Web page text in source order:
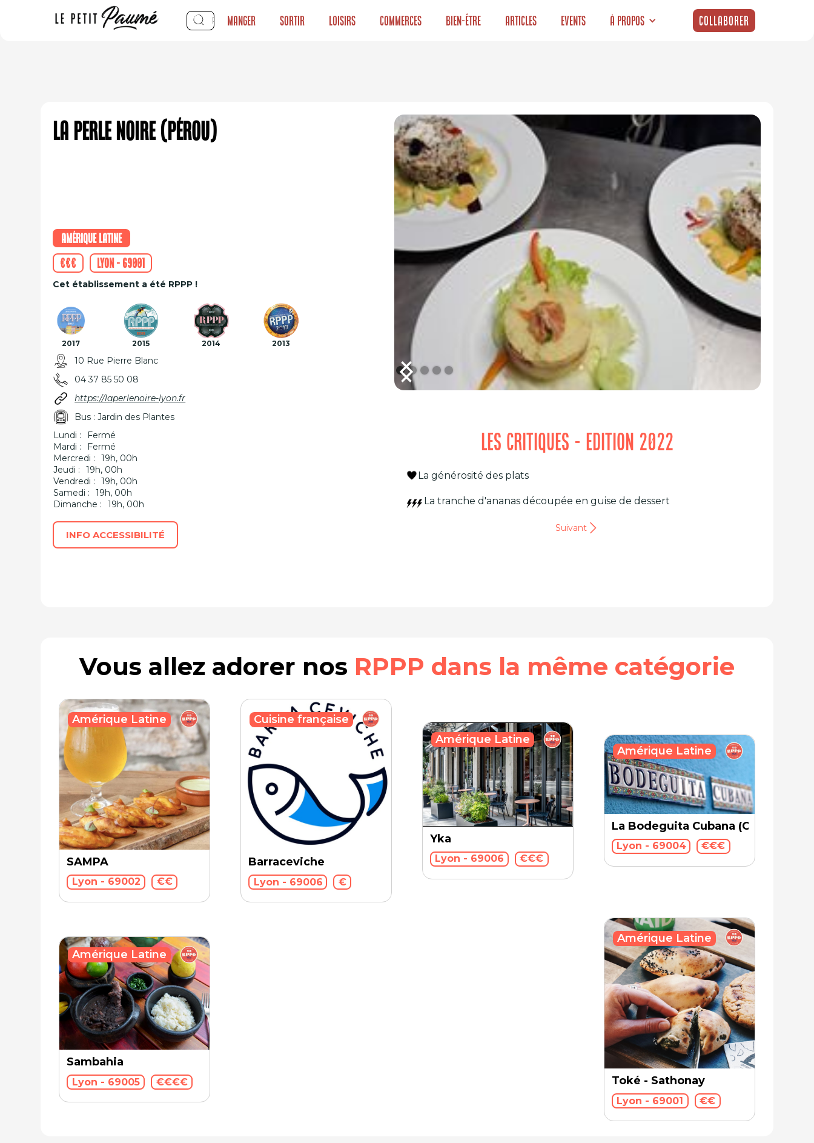
Manger Sortir Loisirs Commerces Bien-être Articles Events À propos Collaborer
La Perle Noire (Pérou)
Amérique Latine
€€€
Lyon - 69001
Cet établissement a été RPPP !
2017 2015 2014 2013
10 Rue Pierre Blanc
04 37 85 50 08
https://laperlenoire-lyon.fr
Bus : Jardin des Plantes
Lundi :
Fermé
Mardi :
Fermé
Mercredi :
19h, 00h
Jeudi :
19h, 00h
Vendredi :
19h, 00h
Samedi :
19h, 00h
Dimanche :
19h, 00h
INFO ACCESSIBILITÉ
LES CRITIQUES - EDITION 2022
La générosité des plats
La tranche d'ananas découpée en guise de dessert
Suivant
Vous allez adorer nos RPPP dans la même catégorie
SAMPA
Lyon - 69002 €€
Amérique Latine
Barraceviche
Lyon - 69006 €
Cuisine française
Yka
Lyon - 69006 €€€
Amérique Latine
La Bodeguita Cubana (Cuba)
Lyon - 69004 €€€
Amérique Latine
Sambahia
Lyon - 69005 €€€€
Amérique Latine
Toké - Sathonay
Lyon - 69001 €€
Amérique Latine